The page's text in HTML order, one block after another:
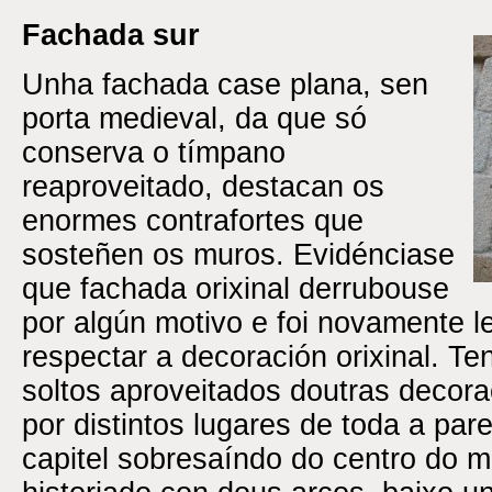
Fachada sur
Unha fachada case plana, sen
porta medieval, da que só
conserva o tímpano
reaproveitado, destacan os
enormes contrafortes que
sosteñen os muros. Evidénciase
que fachada orixinal derrubouse
por algún motivo e foi novamente
respectar a decoración orixinal.
soltos aproveitados doutras
por distintos lugares de toda a
capitel sobresaíndo do centro do